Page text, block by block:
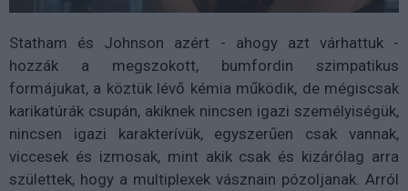
Statham és Johnson azért - ahogy azt várhattuk -
hozzák a megszokott, bumfordin szimpatikus
formájukat, a köztük lévő kémia működik, de mégiscsak
karikatúrák csupán, akiknek nincsen igazi személyiségük,
nincsen igazi karakterívük, egyszerűen csak vannak,
viccesek és izmosak, mint akik csak és kizárólag arra
születtek, hogy a multiplexek vásznain pózoljanak. Arról